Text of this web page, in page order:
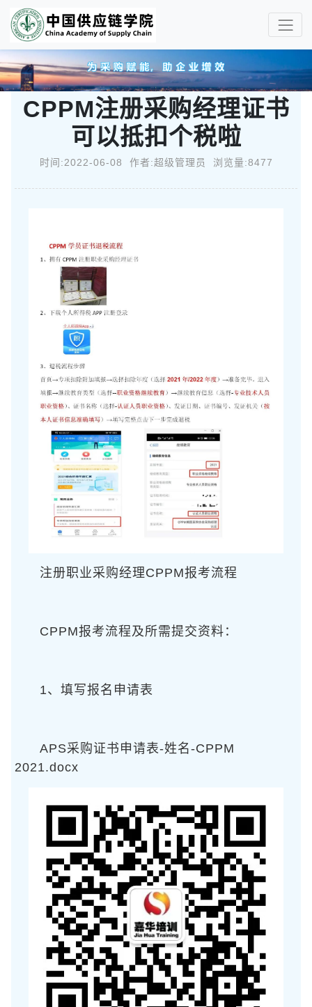
CPPM注册采购经理证书
可以抵扣个税啦
时间:2022-06-08 作者:超级管理员 浏览量:8477
注册职业采购经理CPPM报考流程
CPPM报考流程及所需提交资料：
1、填写报名申请表
APS采购证书申请表-姓名-CPPM
2021.docx